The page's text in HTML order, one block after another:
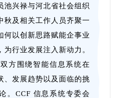
池兴禄与河北省社会组织
秋及相关工作人员齐聚一
何以创新思路赋能企事业
为行业发展注入新动力。
方围绕智能信息系统在
、发展趋势以及面临的挑
。CCF 信息系统专委会